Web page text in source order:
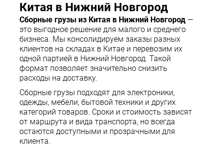
Китая в Нижний Новгород
Сборные грузы из Китая в Нижний Новгород —
это выгодное решение для малого и среднего
бизнеса. Мы консолидируем заказы разных
клиентов на складах в Китае и перевозим их
одной партией в Нижний Новгород. Такой
формат позволяет значительно снизить
расходы на доставку.
Сборные грузы подходят для электроники,
одежды, мебели, бытовой техники и других
категорий товаров. Сроки и стоимость зависят
от маршрута и вида транспорта, но всегда
остаются доступными и прозрачными для
клиента.